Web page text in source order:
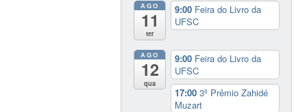
AGO
11
ter
9:00 Feira do Livro da
UFSC
AGO
12
qua
9:00 Feira do Livro da
UFSC
17:003º Prêmio Zahidé
Muzart